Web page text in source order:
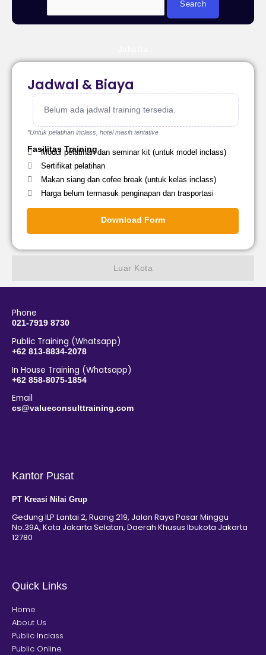
Luar Kota
Jadwal & Biaya
Belum ada jadwal training tersedia.
*Untuk pelatihan inclass, hotel masih tentative
Fasilitas Training
Modul pelatihan dan seminar kit (untuk model inclass)
Sertifikat pelatihan
Makan siang dan cofee break (untuk kelas inclass)
Harga belum termasuk penginapan dan trasportasi
Download Form
Phone
021-7919 8730
Public Training (Whatsapp)
+62 813-8834-2078
In House Training (Whatsapp)
+62 858-8075-1854
Email
cs@valueconsulttraining.com
Kantor Pusat
PT Kreasi Nilai Grup
Gedung ILP Lantai 2, Ruang 219, Jalan Raya Pasar Minggu
No.39A, Kota Jakarta Selatan, Daerah Khusus Ibukota Jakarta
12780
Quick Links
Home
About Us
Public Inclass
Public Online